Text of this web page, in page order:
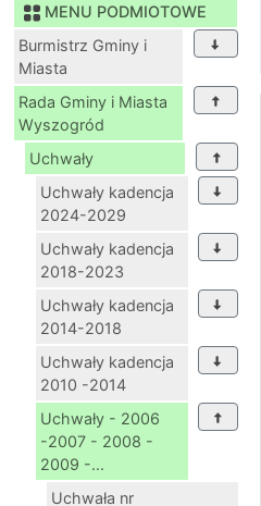
MENU PODMIOTOWE
Burmistrz Gminy i
Miasta
Rada Gminy i Miasta
Wyszogród
Uchwały
Uchwały kadencja
2024-2029
Uchwały kadencja
2018-2023
Uchwały kadencja
2014-2018
Uchwały kadencja
2010 -2014
Uchwały - 2006
-2007 - 2008 -
2009 -...
Uchwała nr